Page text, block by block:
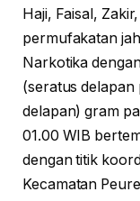
Haji, Faisal,
permufakatan
Narkotika
(seratus
delapan) gram
01.00 WIB
dengan titik
Kecamatan